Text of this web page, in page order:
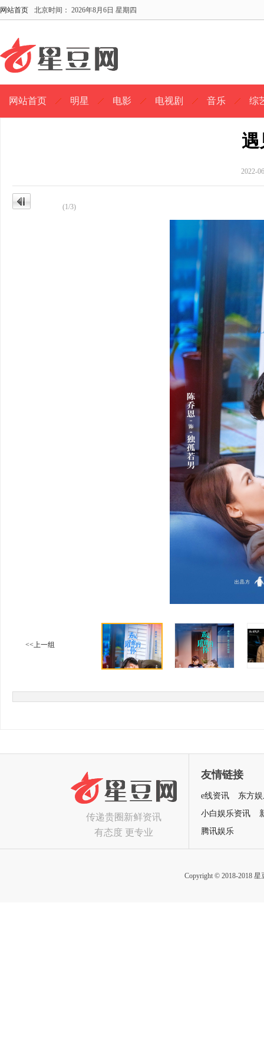
网站首页 北京时间： 2026年8月6日 星期四
网站首页 明星 电影 电视剧 音乐 综
遇
2022-
(1/3)
<<上一组
传递贵圈新鲜资讯
有态度 更专业
友情链接
e线资讯
东方
小白娱乐资讯
腾讯娱乐
Copyright © 2018-2018